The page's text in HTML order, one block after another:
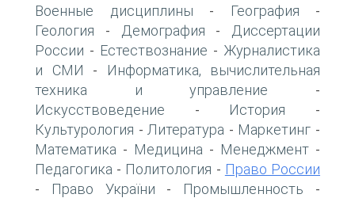
Военные дисциплины - География -
Геология - Демография -
Диссертации
России - Естествознание - Журналистика
и СМИ -
Информатика, вычислительная
техника и управление -
Искусствоведение - История -
Культурология - Литература - Маркетинг -
Математика - Медицина - Менеджмент -
Педагогика - Политология - Право России
- Право України - Промышленность -